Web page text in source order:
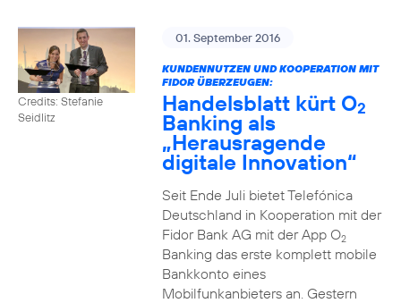
Credits: Stefanie
Seidlitz
01. September 2016
KUNDENNUTZEN UND KOOPERATION MIT
FIDOR ÜBERZEUGEN:
Handelsblatt kürt O2
Banking als
„Herausragende
digitale Innovation“
Seit Ende Juli bietet Telefónica
Deutschland in Kooperation mit der
Fidor Bank AG mit der App O2
Banking das erste komplett mobile
Bankkonto eines
Mobilfunkanbieters an. Gestern